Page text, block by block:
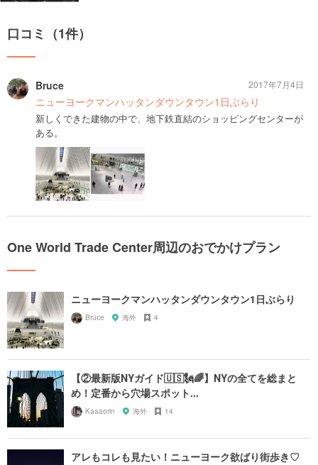
口コミ（1件）
Bruce
ニューヨークマンハッタンダウンタウン1日ぶらり
新しくできた建物の中で、地下鉄直結のショッピングセンターが
ある。
2017年7月4日
One World Trade Center周辺のおでかけプラン
ニューヨークマンハッタンダウンタウン1日ぶらり
Bruce 海外 4
【②最新版NYガイド🇺🇸🗽🌈】NYの全てを総まと
め！定番から穴場スポット...
Kaaaorin 海外 14
アレもコレも見たい！ニューヨーク欲ばり街歩き♡